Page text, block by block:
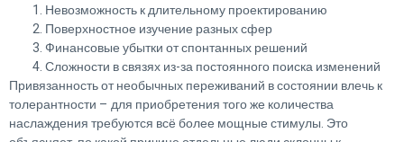
Невозможность к длительному проектированию
Поверхностное изучение разных сфер
Финансовые убытки от спонтанных решений
Сложности в связях из-за постоянного поиска изменений
Привязанность от необычных переживаний в состоянии влечь к
толерантности – для приобретения того же количества
наслаждения требуются всё более мощные стимулы. Это